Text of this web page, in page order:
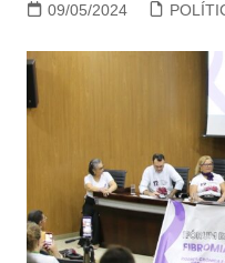
09/05/2024